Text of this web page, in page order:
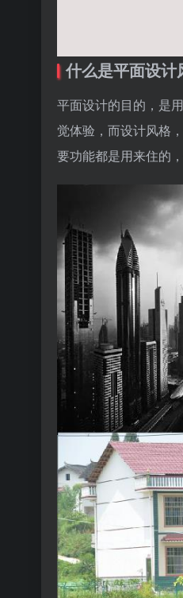
什么是平面设计
平面设计的目的，是
觉体验，而设计风格
要功能都是用来住的